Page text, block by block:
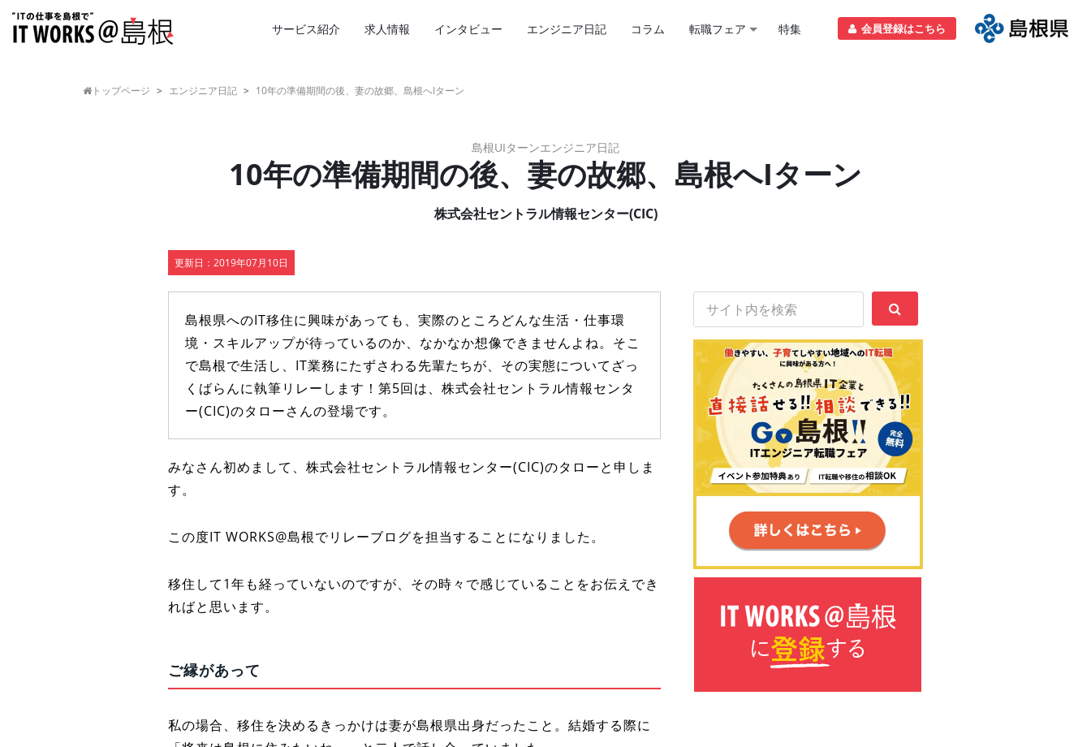
サービス紹介 求人情報 インタビュー エンジニア日記 コラム 転職フェア 特集 会員登録はこちら
トップページ > エンジニア日記 > 10年の準備期間の後、妻の故郷、島根へIターン
島根UIターンエンジニア日記
10年の準備期間の後、妻の故郷、島根へIターン
株式会社セントラル情報センター(CIC)
更新日： 2019年07月10日
島根県へのIT移住に興味があっても、実際のところどんな生活・仕事環
境・スキルアップが待っているのか、なかなか想像できませんよね。そこ
で島根で生活し、IT業務にたずさわる先輩たちが、その実態についてざっ
くばらんに執筆リレーします！第5回は、株式会社セントラル情報センタ
ー(CIC)のタローさんの登場です。
みなさん初めまして、株式会社セントラル情報センター(CIC)のタローと申しま
す。
この度IT WORKS@島根でリレーブログを担当することになりました。
移住して1年も経っていないのですが、その時々で感じていることをお伝えでき
ればと思います。
ご縁があって
私の場合、移住を決めるきっかけは妻が島根県出身だったこと。結婚する際に
内
検
索